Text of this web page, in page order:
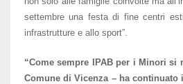
settembre una festa di fine centri
infrastrutture e allo sport”.
“Come sempre IPAB per i Minori si
Comune di Vicenza – ha